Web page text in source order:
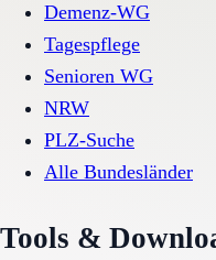
Demenz-WG
Tagespflege
Senioren WG
NRW
PLZ-Suche
Alle Bundesländer
Tools &